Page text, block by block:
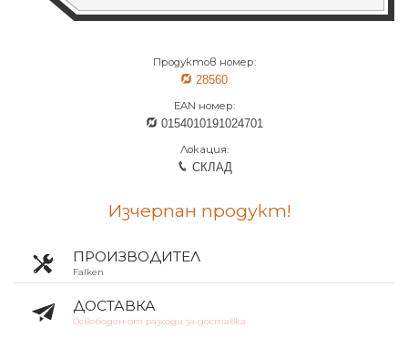
Продуктов номер:
28560
EAN номер:
0154010191024701
Локация:
СКЛАД
Изчерпан продукт!
ПРОИЗВОДИТЕЛ
Falken
ДОСТАВКА
Освободен от разходи за доставка